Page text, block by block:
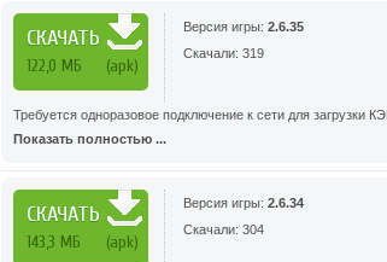
СКАЧАТЬ
122,0 МБ (apk)
Версия игры: 2.6.35
Скачали: 319
Требуется одноразовое подключение к сети для загрузки
Показать полностью ...
СКАЧАТЬ
143,3 МБ (apk)
Версия игры: 2.6.34
Скачали: 304